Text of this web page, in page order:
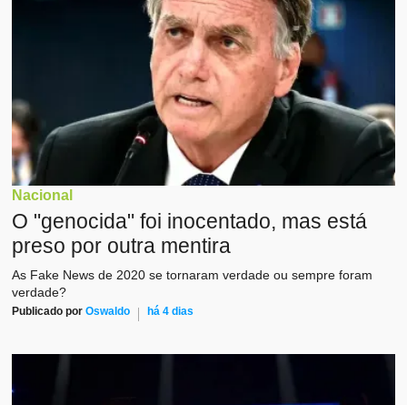
Nacional
O "genocida" foi inocentado, mas está
preso por outra mentira
As Fake News de 2020 se tornaram verdade ou sempre foram
verdade?
Publicado porOswaldo há 4 dias